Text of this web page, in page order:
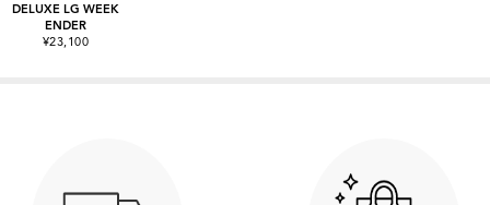
DELUXE LG WEEK
ENDER
¥23,100